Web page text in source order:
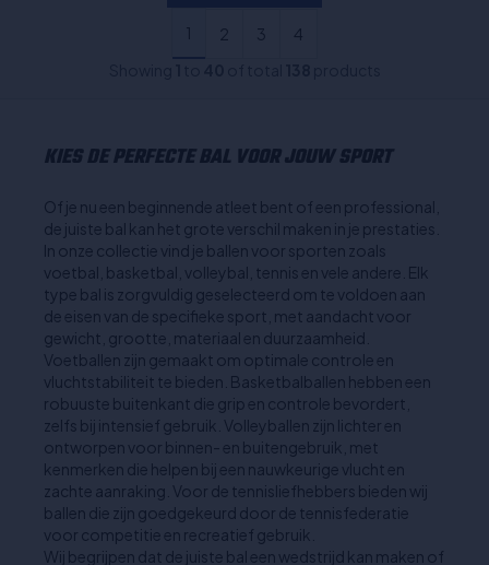
1 2 3
4
KIES DE PERFECTE BAL VOOR JOUW SPORT
Of je nu een beginnende atleet bent of een professional,
de juiste bal kan het grote verschil maken in je prestaties.
In onze collectie vind je ballen voor sporten zoals
voetbal, basketbal, volleybal, tennis en vele andere. Elk
type bal is zorgvuldig geselecteerd om te voldoen aan
de eisen van de specifieke sport, met aandacht voor
gewicht, grootte, materiaal en duurzaamheid.
Voetballen zijn gemaakt om optimale controle en
vluchtstabiliteit te bieden. Basketbalballen hebben een
robuuste buitenkant die grip en controle bevordert,
zelfs bij intensief gebruik. Volleyballen zijn lichter en
ontworpen voor binnen- en buitengebruik, met
kenmerken die helpen bij een nauwkeurige vlucht en
zachte aanraking. Voor de tennisliefhebbers bieden wij
ballen die zijn goedgekeurd door de tennisfederatie
voor competitie en recreatief gebruik.
Wij begrijpen dat de juiste bal een wedstrijd kan maken of